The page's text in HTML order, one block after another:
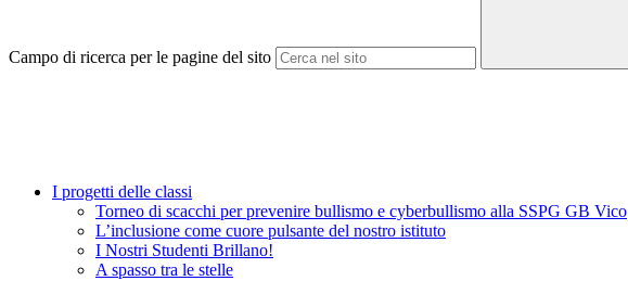
Campo di ricerca per le pagine del sito
I progetti delle classi
Torneo di scacchi per prevenire bullismo e cyberbullismo alla SSPG GB Vico
L’inclusione come cuore pulsante del nostro istituto
I Nostri Studenti Brillano!
A spasso tra le stelle